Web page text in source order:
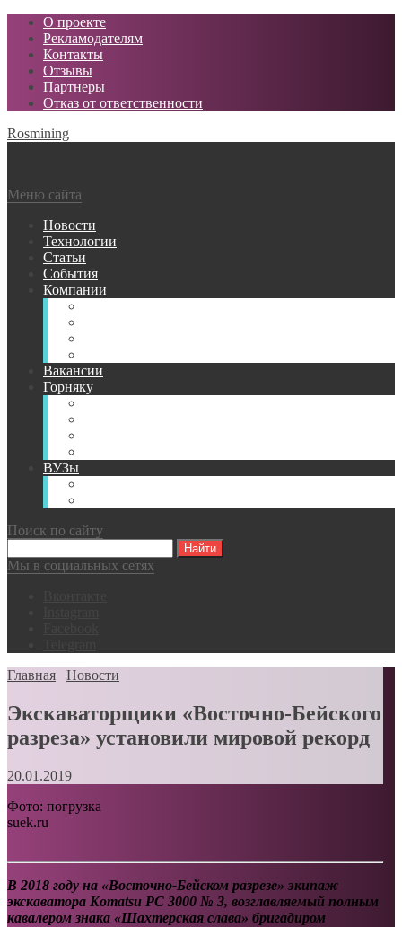
О проекте
Рекламодателям
Контакты
Отзывы
Партнеры
Отказ от ответственности
Rosmining
Меню сайта
Новости
Технологии
Статьи
События
Компании
Вакансии
Горняку
ВУЗы
Поиск по сайту
Мы в социальных сетях
Главная
Новости
Экскаваторщики «Восточно-Бейского
разреза» установили мировой рекорд
20.01.2019
Фото: погрузка
suek.ru
В 2018 году на «Восточно-Бейском разрезе» экипаж
экскаватора Komatsu РС 3000 № 3, возглавляемый полным
кавалером знака «Шахтерская слава» бригадиром